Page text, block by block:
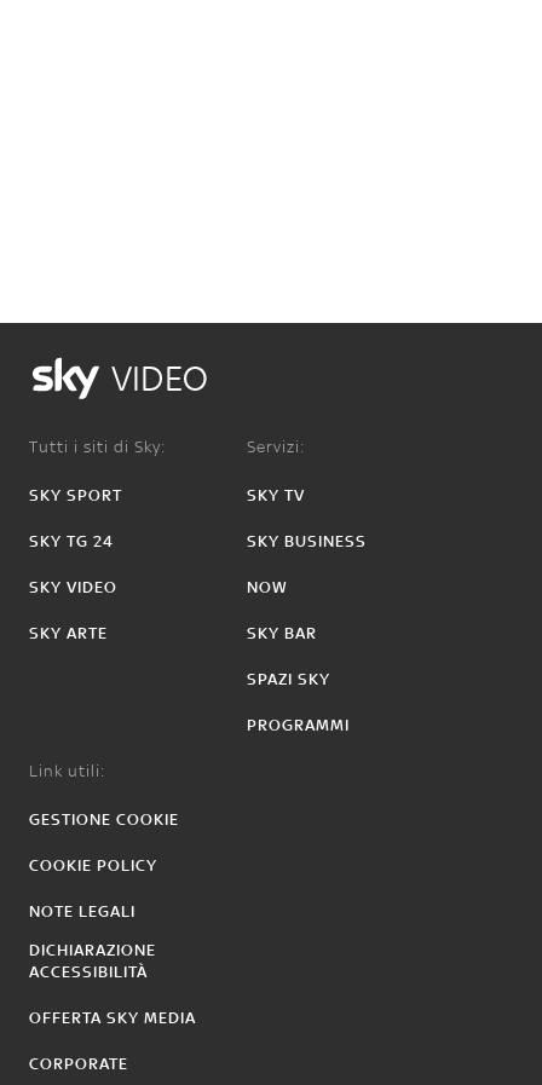
VIDEO
Tutti i siti di Sky:
SKY SPORT
SKY TG 24
SKY VIDEO
SKY ARTE
Servizi:
SKY TV
SKY BUSINESS
NOW
SKY BAR
SPAZI SKY
PROGRAMMI
Link utili:
GESTIONE COOKIE
COOKIE POLICY
NOTE LEGALI
DICHIARAZIONE
ACCESSIBILITÀ
OFFERTA SKY MEDIA
CORPORATE